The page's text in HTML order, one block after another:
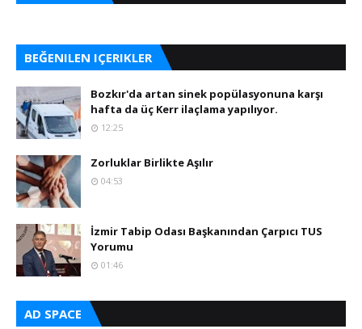
BEĞENILEN IÇERIKLER
Bozkır'da artan sinek popülasyonuna karşı
hafta da üç Kerr ilaçlama yapılıyor.
12:25
Zorluklar Birlikte Aşılır
04:53
İzmir Tabip Odası Başkanından Çarpıcı TUS
Yorumu
01:46
AD SPACE